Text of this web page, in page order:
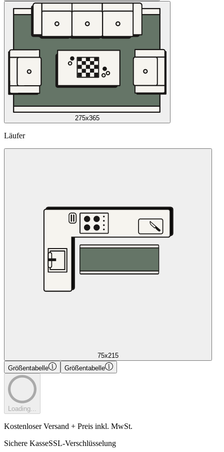
275x365
Läufer
75x215
Größentabelle
Größentabelle
Loading...
Kostenloser Versand + Preis inkl. MwSt.
Sichere KasseSSL-Verschlüsselung